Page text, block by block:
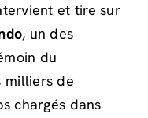
et tire sur
, un des
du
de
chargés dans